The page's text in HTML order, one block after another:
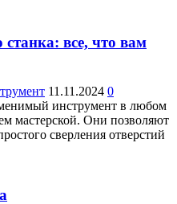
станка: все, что вам
11.11.2024 0
инструмент в любом
мастерской. Они позволяют
сверления отверстий